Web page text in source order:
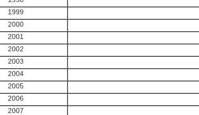
1999
2000
2001
2002
2003
2004
2005
2006
2007